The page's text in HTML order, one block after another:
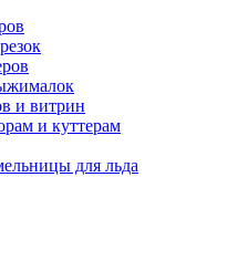
и витрин
и куттерам
для льда